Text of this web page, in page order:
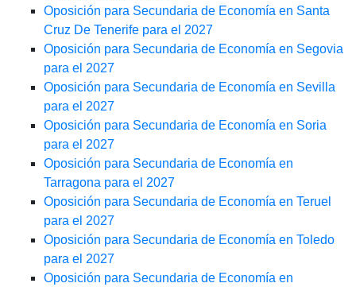
Oposición para Secundaria de Economía en Santa
Cruz De Tenerife para el 2027
Oposición para Secundaria de Economía en Segovia
para el 2027
Oposición para Secundaria de Economía en Sevilla
para el 2027
Oposición para Secundaria de Economía en Soria
para el 2027
Oposición para Secundaria de Economía en
Tarragona para el 2027
Oposición para Secundaria de Economía en Teruel
para el 2027
Oposición para Secundaria de Economía en Toledo
para el 2027
Oposición para Secundaria de Economía en